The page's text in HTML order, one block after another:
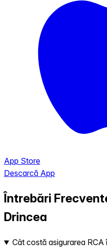
App Store
Descarcă App
Întrebări
Drincea
Cât costă asigurarea RCA